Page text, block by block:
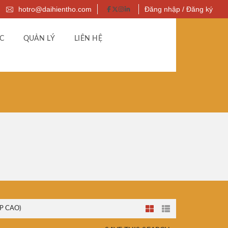
hotro@daihientho.com Đăng nhập / Đăng ký
QUẢN LÝ LIÊN HỆ
CAO)